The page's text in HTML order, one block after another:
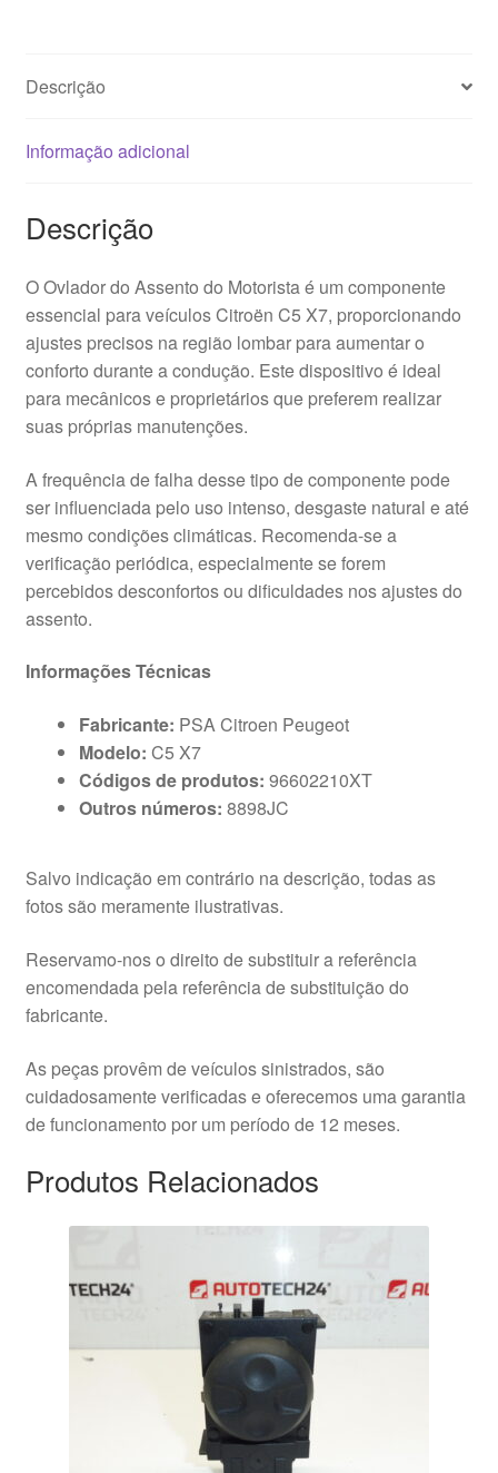
8898JC
Descrição
Informação adicional
Descrição
O Ovlador do Assento do Motorista é um componente
essencial para veículos Citroën C5 X7, proporcionando
ajustes precisos na região lombar para aumentar o
conforto durante a condução. Este dispositivo é ideal
para mecânicos e proprietários que preferem realizar
suas próprias manutenções.
A frequência de falha desse tipo de componente pode
ser influenciada pelo uso intenso, desgaste natural e até
mesmo condições climáticas. Recomenda-se a
verificação periódica, especialmente se forem
percebidos desconfortos ou dificuldades nos ajustes do
assento.
Informações Técnicas
Fabricante: PSA Citroen Peugeot
Modelo: C5 X7
Códigos de produtos: 96602210XT
Outros números: 8898JC
Salvo indicação em contrário na descrição, todas as
fotos são meramente ilustrativas.
Reservamo-nos o direito de substituir a referência
encomendada pela referência de substituição do
fabricante.
As peças provêm de veículos sinistrados, são
cuidadosamente verificadas e oferecemos uma garantia
de funcionamento por um período de 12 meses.
Produtos Relacionados